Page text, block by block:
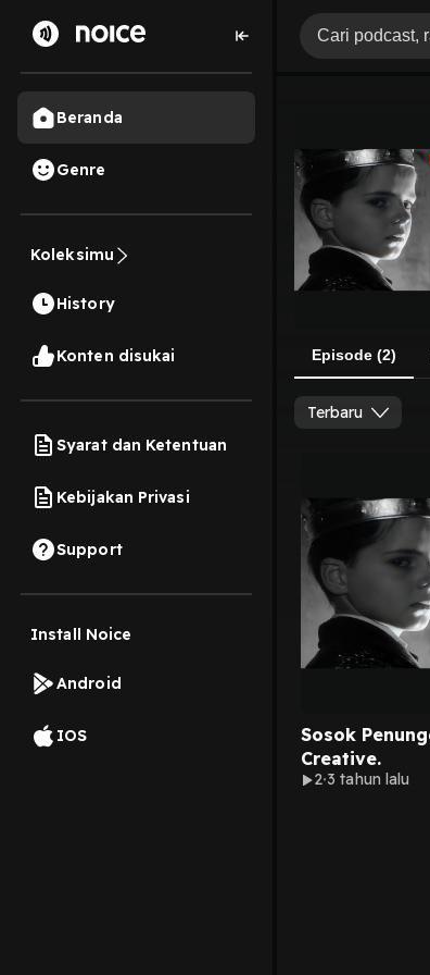
Beranda
Genre
Koleksimu
History
Konten disukai
Syarat dan Ketentuan
Kebijakan Privasi
Support
Install Noice
Android
IOS
Episode (2)
Terbaru
Sosok
Creative.
2 3 tahun lalu